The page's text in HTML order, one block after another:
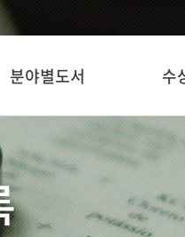
분야별도서 수